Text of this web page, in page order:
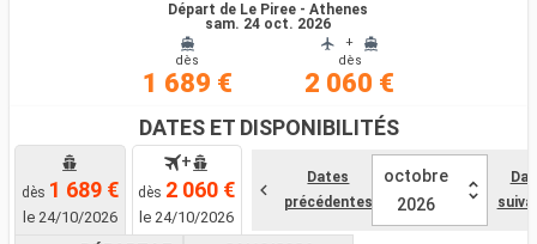
Départ de Le Piree - Athenes
sam. 24 oct. 2026
dès
1 689 €
+
dès
2 060 €
DATES ET DISPONIBILITÉS
dès 1 689 €
le 24/10/2026
+
dès 2 060 €
le 24/10/2026
Dates
précédentes
octobre
2026
Compagnies
Rechercher